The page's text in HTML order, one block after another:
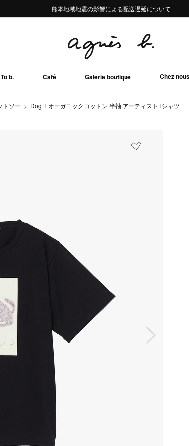
熊本地域地震の影響による配送遅延について
Summer Sale 2buy10%OFF!!
熊本地域地震の影響による配送遅延について
Summer Sale 2buy10%OFF!!
To b. Café Galerie boutique Chez
トソー Dog T オーガニックコットン 半袖 アーティストTシャツ